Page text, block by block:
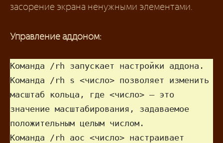
засорение экрана ненужными элементами.
Управление аддоном:
Команда /rh запускает настройки аддона.
Команда /rh s <число> позволяет изменить
масштаб кольца, где <число> — это
значение масштабирования, задаваемое
положительным целым числом.
Команда /rh aoc <число> настраивает